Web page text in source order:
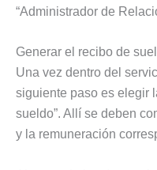
“Administrador de
Generar el recibo de
Una vez dentro del
siguiente paso es elegir
sueldo”. Allí se deben
y la remuneración